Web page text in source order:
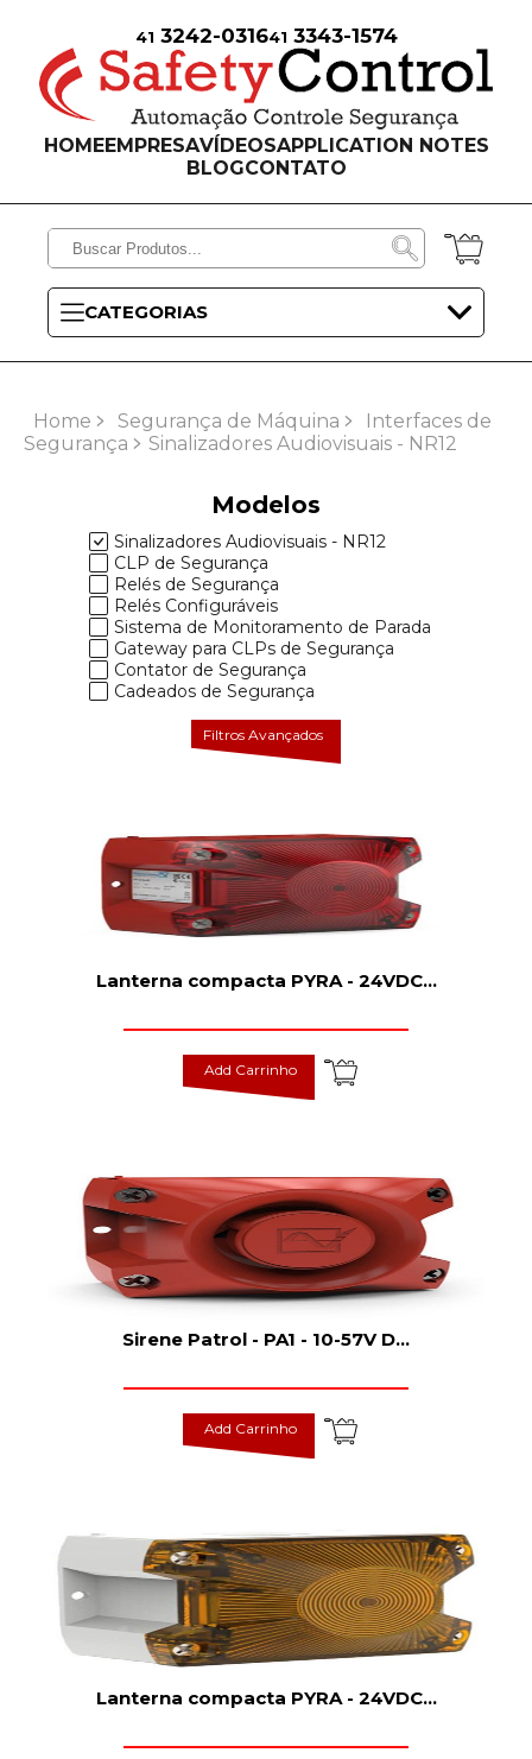
41 3242-031641 3343-1574
HOMEEMPRESAVÍDEOSAPPLICATION NOTES
BLOGCONTATO
CATEGORIAS
Home Segurança de Máquina
Interfaces de
Segurança
Sinalizadores Audiovisuais - NR12
Modelos
Sinalizadores Audiovisuais - NR12
CLP de Segurança
Relés de Segurança
Relés Configuráveis
Sistema de Monitoramento de Parada
Gateway para CLPs de Segurança
Contator de Segurança
Cadeados de Segurança
Filtros Avançados
Lanterna compacta PYRA - 24VDC...
Add Carrinho
Sirene Patrol - PA1 - 10-57V D...
Add Carrinho
Lanterna compacta PYRA - 24VDC...